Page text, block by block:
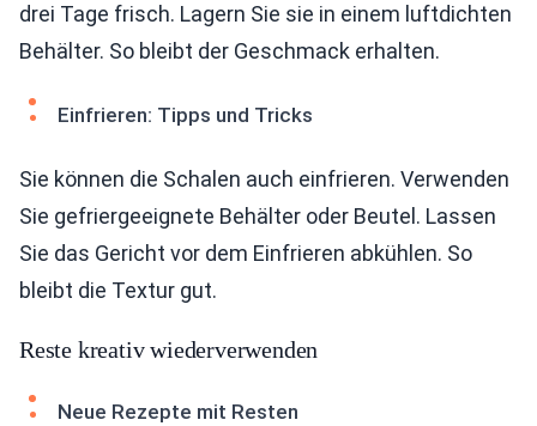
drei Tage frisch. Lagern Sie sie in einem luftdichten
Behälter. So bleibt der Geschmack erhalten.
Einfrieren: Tipps und Tricks
Sie können die Schalen auch einfrieren. Verwenden
Sie gefriergeeignete Behälter oder Beutel. Lassen
Sie das Gericht vor dem Einfrieren abkühlen. So
bleibt die Textur gut.
Reste kreativ wiederverwenden
Neue Rezepte mit Resten